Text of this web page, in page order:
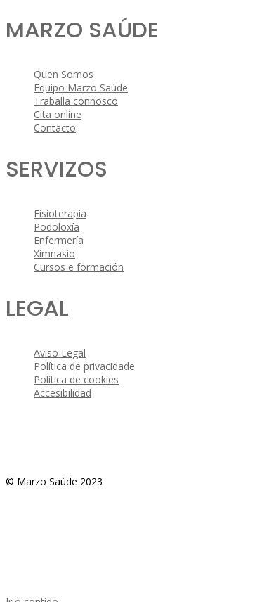
MARZO SAÚDE
Quen Somos
Equipo Marzo Saúde
Traballa connosco
Cita online
Contacto
SERVIZOS
Fisioterapia
Podoloxía
Enfermería
Ximnasio
Cursos e formación
LEGAL
Aviso Legal
Política de privacidade
Política de cookies
Accesibilidad
© Marzo Saúde 2023